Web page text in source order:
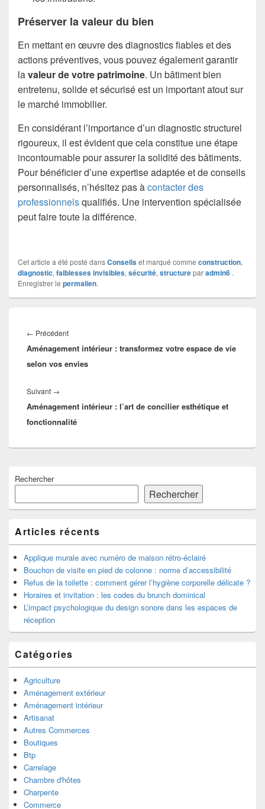
Préserver la valeur du bien
En mettant en œuvre des diagnostics fiables et des
actions préventives, vous pouvez également garantir
lavaleur de votre patrimoine. Un bâtiment bien
entretenu, solide et sécurisé est un important atout sur
le marché immobilier.
En considérant l’importance d’un diagnostic structurel
rigoureux, il est évident que cela constitue une étape
incontournable pour assurer la solidité des bâtiments.
Pour bénéficier d’une expertise adaptée et de conseils
personnalisés, n’hésitez pas àcontacter des
professionnelsqualifiés. Une intervention spécialisée
peut faire toute la différence.
Cet article a été posté dansConseilset marqué comme construction,
diagnostic, faiblesses invisibles, sécurité, structureparadmin6 .
Enregistrer le permalien.
de
l’article
← PrécédentArticle
précédent :
Aménagement intérieur : transformez votre espace de vie
selon vos envies
Suivant →
suivant :
Aménagement intérieur : l’art de concilier esthétique et
fonctionnalité
principale
widget
pour
barre
latérale
Rechercher
Rechercher
Articles récents
Applique murale avec numéro de maison rétro-éclairé
Bouchon de visite en pied de colonne : norme d’accessibilité
Refus de la toilette : comment gérer l’hygiène corporelle délicate ?
Horaires et invitation : les codes du brunch dominical
L’impact psychologique du design sonore dans les espaces de
réception
Catégories
Agriculture
Aménagement extérieur
Aménagement intérieur
Artisanat
Autres Commerces
Boutiques
Btp
Carrelage
Chambre d'hôtes
Charpente
Commerce